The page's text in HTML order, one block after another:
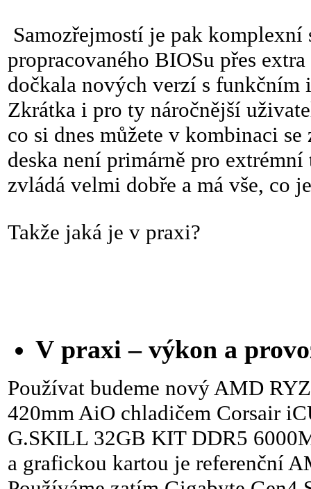
Samozřejmostí je pak
propracovaného BIOSu přes
dočkala nových verzí s
Zkrátka i pro ty náročnější
co si dnes můžete v kombinaci
deska není primárně pro
zvládá velmi dobře a má vše, co
Takže jaká je v praxi?
V praxi – výkon a
Používat budeme nový AMD
420mm AiO chladičem Corsair
G.SKILL 32GB KIT DDR5
a grafickou kartou je referenční